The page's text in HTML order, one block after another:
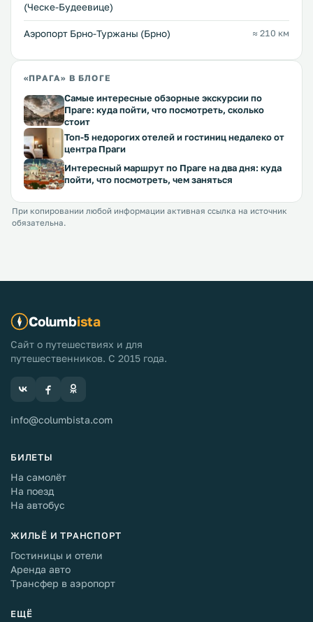
(Ческе-Будеевице)
Аэропорт Брно-Туржаны (Брно) ≈ 210 км
«ПРАГА» В БЛОГЕ
Самые интересные обзорные экскурсии по
Праге: куда пойти, что посмотреть, сколько
стоит
Топ-5 недорогих отелей и гостиниц недалеко от
центра Праги
Интересный маршрут по Праге на два дня: куда
пойти, что посмотреть, чем заняться
При копировании любой информации активная ссылка на источник
обязательна.
Columbista
Сайт о путешествиях и для
путешественников. С 2015 года.
info@columbista.com
БИЛЕТЫ
На самолёт
На поезд
На автобус
ЖИЛЬЁ И ТРАНСПОРТ
Гостиницы и отели
Аренда авто
Трансфер в аэропорт
ЕЩЁ